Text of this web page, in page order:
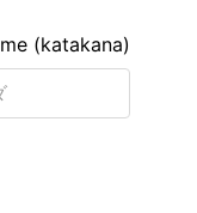
(katakana)